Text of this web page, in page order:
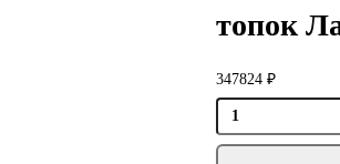
топок
347824 ₽